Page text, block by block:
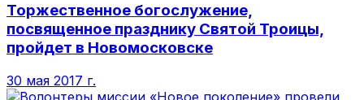
Торжественное богослужение,
посвященное празднику Святой Троицы,
пройдет в Новомосковске
30 мая 2017 г.